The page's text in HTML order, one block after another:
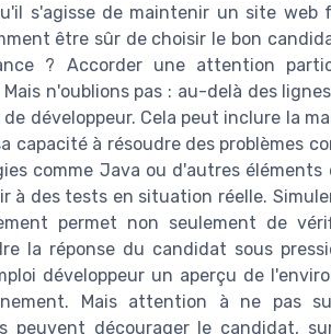
s'agisse de maintenir un site web
être sûr de choisir le bon
? Accorder une attention
Mais n'oublions pas : au-delà des
développeur. Cela peut inclure la
capacité à résoudre des problèmes
comme Java ou d'autres
à des tests en situation réelle.
permet non seulement de
la réponse du candidat sous
développeur un aperçu de
Mais attention à ne pas
peuvent décourager le candidat,